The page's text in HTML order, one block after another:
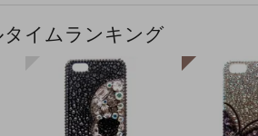
タイムランキング